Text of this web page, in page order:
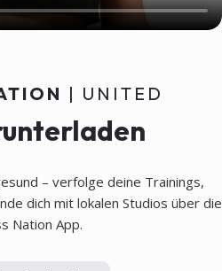
| UNITED
– verfolge deine Trainings,
dich mit lokalen Studios über die
Nation App.